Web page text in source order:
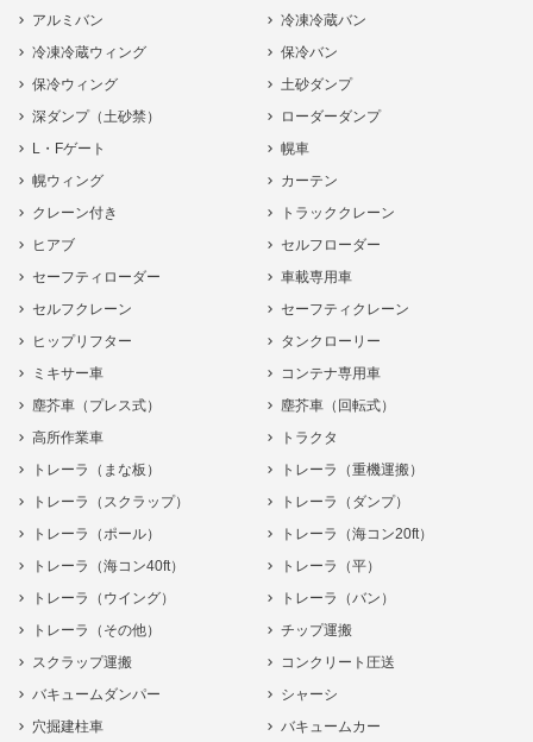
アルミバン
冷凍冷蔵バン
冷凍冷蔵ウィング
保冷バン
保冷ウィング
土砂ダンプ
深ダンプ（土砂禁）
ローダーダンプ
L・Fゲート
幌車
幌ウィング
カーテン
クレーン付き
トラッククレーン
ヒアブ
セルフローダー
セーフティローダー
車載専用車
セルフクレーン
セーフティクレーン
ヒップリフター
タンクローリー
ミキサー車
コンテナ専用車
塵芥車（プレス式）
塵芥車（回転式）
高所作業車
トラクタ
トレーラ（まな板）
トレーラ（重機運搬）
トレーラ（スクラップ）
トレーラ（ダンプ）
トレーラ（ポール）
トレーラ（海コン20ft）
トレーラ（海コン40ft）
トレーラ（平）
トレーラ（ウイング）
トレーラ（バン）
トレーラ（その他）
チップ運搬
スクラップ運搬
コンクリート圧送
バキュームダンパー
シャーシ
穴掘建柱車
バキュームカー